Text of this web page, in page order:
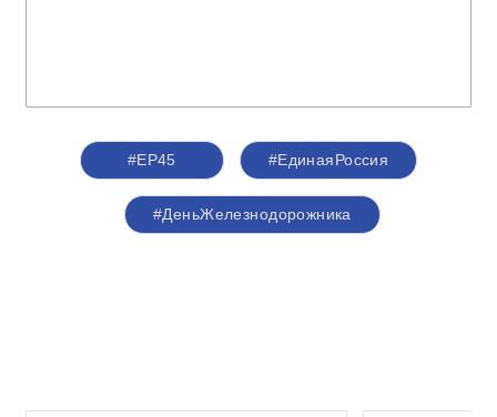
#ЕР45 #ЕдинаяРоссия
#ДеньЖелезнодорожника